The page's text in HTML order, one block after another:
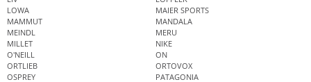
LOWA
MAIER SPORTS
MAMMUT
MANDALA
MEINDL
MERU
MILLET
NIKE
O'NEILL
ON
ORTLIEB
ORTOVOX
OSPREY
PATAGONIA